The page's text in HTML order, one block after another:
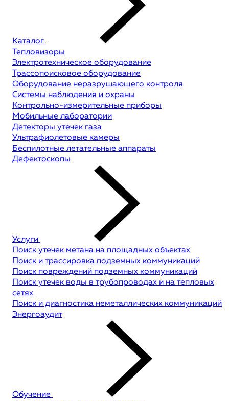
Каталог
Тепловизоры
Электротехническое оборудование
Трассопоисковое оборудование
Оборудование неразрушающего контроля
Системы наблюдения и охраны
Контрольно-измерительные приборы
Мобильные лаборатории
Детекторы утечек газа
Ультрафиолетовые камеры
Беспилотные летательные аппараты
Дефектоскопы
Услуги
Поиск утечек метана на площадных объектах
Поиск и трассировка подземных коммуникаций
Поиск повреждений подземных коммуникаций
Поиск утечек воды в трубопроводах и на тепловых
сетях
Поиск и диагностика неметаллических коммуникаций
Энергоаудит
Обучение